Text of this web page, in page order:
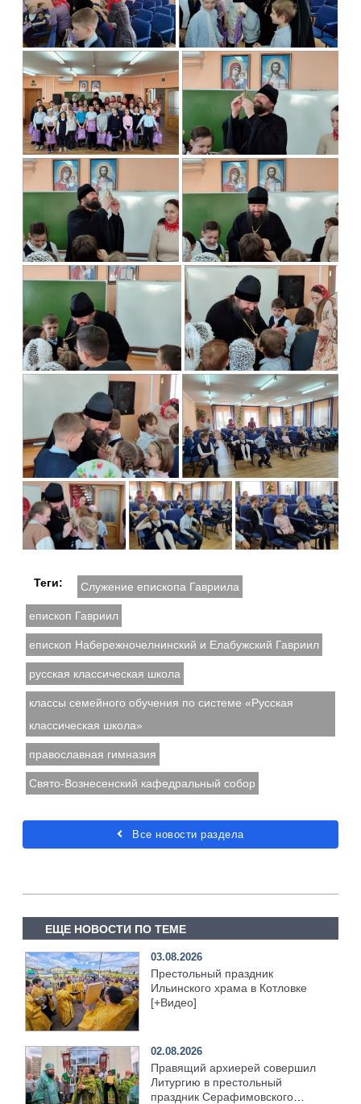
Теги: Служение епископа Гавриила
епископ Гавриил
епископ Набережночелнинский и Елабужский Гавриил
русская классическая школа
классы семейного обучения по системе «Русская
классическая школа»
православная гимназия
Свято-Вознесенский кафедральный собор
Все новости раздела
ЕЩЕ НОВОСТИ ПО ТЕМЕ
03.08.2026
Престольный праздник
Ильинского храма в Котловке
[+Видео]
02.08.2026
Правящий архиерей совершил
Литургию в престольный
праздник Серафимовского